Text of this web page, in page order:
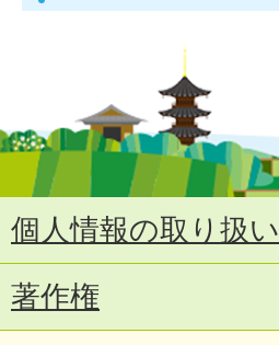
個人情報の取り扱い
著作権